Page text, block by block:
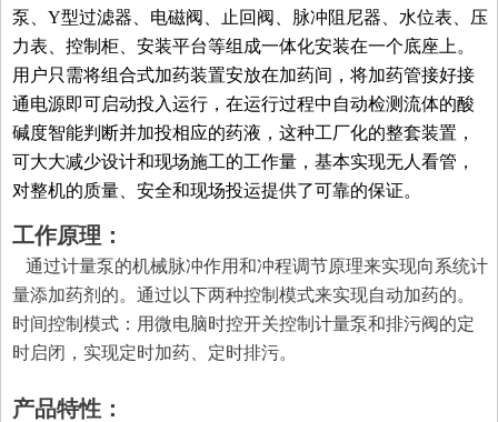
泵、Y型过滤器、电磁阀、止回阀、脉冲阻尼器、水位表、压
力表、控制柜、安装平台等组成一体化安装在一个底座上。
用户只需将组合式加药装置安放在加药间，将加药管接好接
通电源即可启动投入运行，在运行过程中自动检测流体的酸
碱度智能判断并加投相应的药液，这种工厂化的整套装置，
可大大减少设计和现场施工的工作量，基本实现无人看管，
对整机的质量、安全和现场投运提供了可靠的保证。
工作原理：
通过计量泵的机械脉冲作用和冲程调节原理来实现向系统计
量添加药剂的。通过以下两种控制模式来实现自动加药的。
时间控制模式：用微电脑时控开关控制计量泵和排污阀的定
时启闭，实现定时加药、定时排污。
产品特性：
끅
뀩
뀥
끅
뀩
뀥